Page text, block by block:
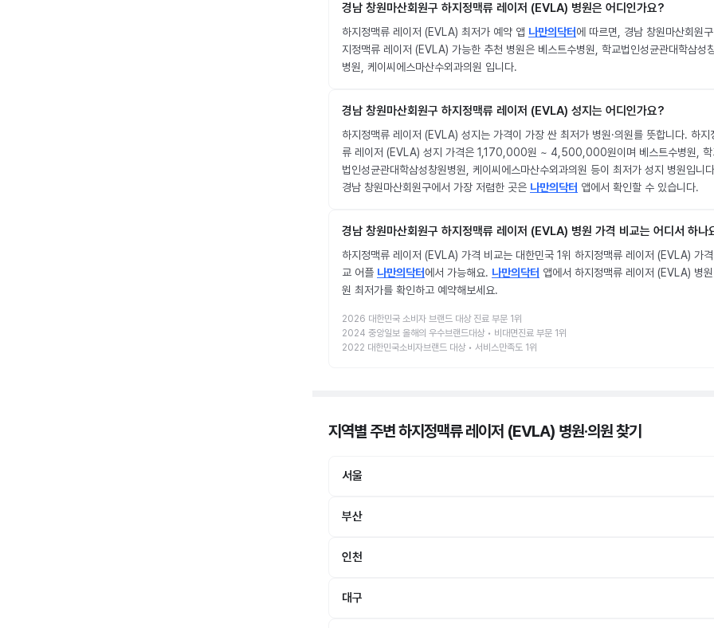
경남 창원마산회원구 하지정맥류 레이저 (EVLA) 병원은 어디인가요?
하지정맥류 레이저 (EVLA) 최저가 예약 앱 나만의닥터에 따르면, 경남 창원마산회원
지정맥류 레이저 (EVLA) 가능한 추천 병원은 베스트수병원, 학교법인성균관대학삼성
병원, 케이씨에스마산수외과의원 입니다.
경남 창원마산회원구 하지정맥류 레이저 (EVLA) 성지는 어디인가요?
하지정맥류 레이저 (EVLA) 성지는 가격이 가장 싼 최저가 병원·의원를 뜻합니다. 하지
류 레이저 (EVLA) 성지 가격은 1,170,000원 ~ 4,500,000원이며 베스트수병원, 학
법인성균관대학삼성창원병원, 케이씨에스마산수외과의원 등이 최저가 성지 병원입니
경남 창원마산회원구에서 가장 저렴한 곳은 나만의닥터 앱에서 확인할 수 있습니다.
경남 창원마산회원구 하지정맥류 레이저 (EVLA) 병원 가격 비교는 어디서 하나
하지정맥류 레이저 (EVLA) 가격 비교는 대한민국 1위 하지정맥류 레이저 (EVLA) 가
교 어플 나만의닥터에서 가능해요. 나만의닥터 앱에서 하지정맥류 레이저 (EVLA) 병원
원 최저가를 확인하고 예약해보세요.
2026 대한민국 소비자 브랜드 대상 진료 부문 1위
2024 중앙일보 올해의 우수브랜드대상 • 비대면진료 부문 1위
2022 대한민국소비자브랜드 대상 • 서비스만족도 1위
지역별 주변 하지정맥류 레이저 (EVLA) 병원·의원찾기
서울
부산
인천
대구